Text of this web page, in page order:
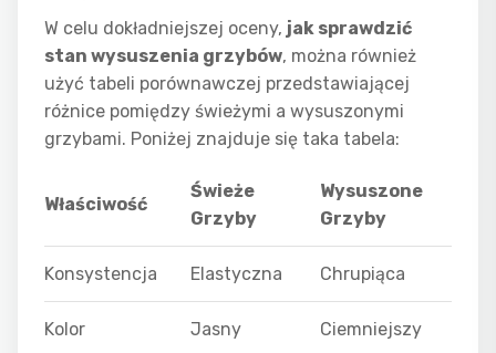
W celu dokładniejszej oceny, jak sprawdzić
stan wysuszenia grzybów, można również
użyć tabeli porównawczej przedstawiającej
różnice pomiędzy świeżymi a wysuszonymi
grzybami. Poniżej znajduje się taka tabela:
Właściwość
Świeże
Grzyby
Wysuszone
Grzyby
Konsystencja Elastyczna Chrupiąca
Kolor Jasny Ciemniejszy